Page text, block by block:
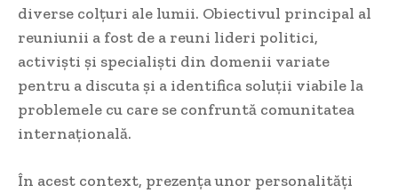
diverse colțuri ale lumii. Obiectivul principal al
reuniunii a fost de a reuni lideri politici,
activiști și specialiști din domenii variate
pentru a discuta și a identifica soluții viabile la
problemele cu care se confruntă comunitatea
internațională.
În acest context, prezența unor personalități